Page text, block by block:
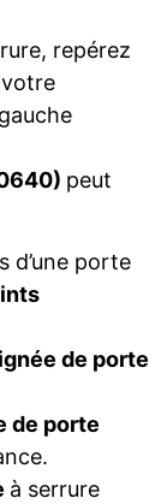
repérez
peut
d’une porte
de porte
de porte
à serrure